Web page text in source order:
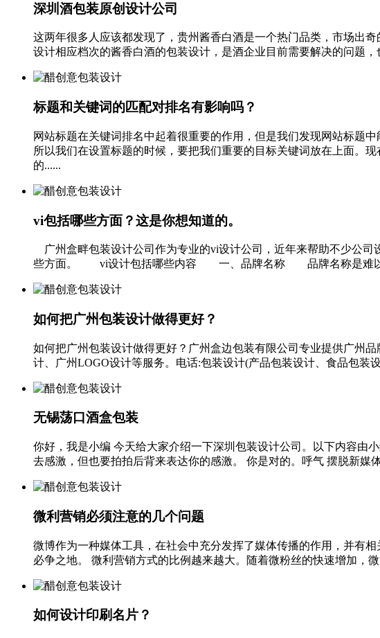
深圳酒包装原创设计公司
这两年很多人应该都发现了，贵州酱香白酒是一个热门品类，市场出
设计相应档次的酱香白酒的包装设计，是酒企业目前需要解决的问题
标题和关键词的匹配对排名有影响吗？
网站标题在关键词排名中起着很重要的作用，但是我们发现网站标题
所以我们在设置标题的时候，要把我们重要的目标关键词放在上面。
的......
vi包括哪些方面？这是你想知道的。
广州盒畔包装设计公司作为专业的vi设计公司，近年来帮助不少公
些方面。 vi设计包括哪些内容 一、品牌名称 品牌名称是难以更
如何把广州包装设计做得更好？
如何把广州包装设计做得更好？广州盒边包装有限公司专业提供广州
计、广州LOGO设计等服务。电话:包装设计(产品包装设计、食品包装
无锡荡口酒盒包装
你好，我是小编 今天给大家介绍一下深圳包装设计公司。以下内容由
去感激，但也要拍拍后背来表达你的感激。 你是对的。呼气 摆脱新
微利营销必须注意的几个问题
微博作为一种媒体工具，在社会中充分发挥了媒体传播的作用，并有
必争之地。 微利营销方式的比例越来越大。随着微粉丝的快速增加，
如何设计印刷名片？